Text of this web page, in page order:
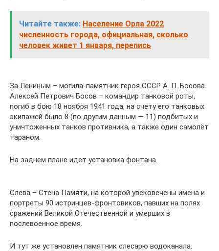
Читайте также: Население Орла 2022
численность города, официальная, сколько
человек живет 1 января, перепись
За Лениным – могила-памятник героя СССР А. П. Босова.
Алексей Петрович Босов – командир танковой роты,
погиб в бою 18 ноября 1941 года, на счету его танковых
экипажей было 8 (по другим данным — 11) подбитых и
уничтоженных танков противника, а также один самолёт
тараном.
На заднем плане идет установка фонтана.
Слева – Стена Памяти, на которой увековечены имена и
портреты 90 истринцев-фронтовиков, павших на полях
сражений Великой Отечественной и умерших в
послевоенное время.
И тут же установлен памятник слесарю водоканала.